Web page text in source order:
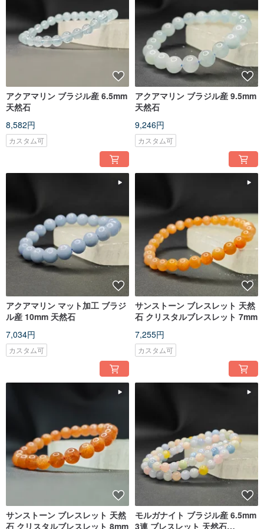
アクアマリン ブラジル産 6.5mm
天然石
8,582円
カスタム可
アクアマリン ブラジル産 9.5mm
天然石
9,246円
カスタム可
アクアマリン マット加工 ブラジ
ル産 10mm 天然石
7,034円
カスタム可
サンストーン ブレスレット 天然
石 クリスタルブレスレット 7mm
7,255円
カスタム可
サンストーン ブレスレット 天然
石 クリスタルブレスレット 8mm
モルガナイト ブラジル産 6.5mm
3連 ブレスレット 天然石